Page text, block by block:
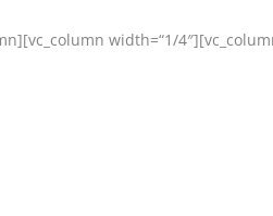
width=“1/